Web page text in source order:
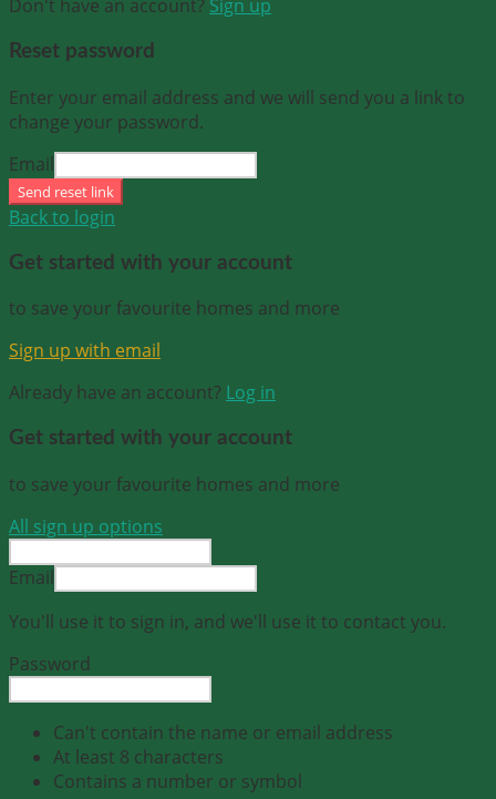
Don't have an account? Sign up
Reset password
Enter your email address and we will send you a link to
change your password.
Email
Send reset link
Back to login
Get started with your account
to save your favourite homes and more
Sign up with email
Already have an account? Log in
Get started with your account
to save your favourite homes and more
All sign up options
Email
You'll use it to sign in, and we'll use it to contact you.
Password
Can't contain the name or email address
At least 8 characters
Contains a number or symbol